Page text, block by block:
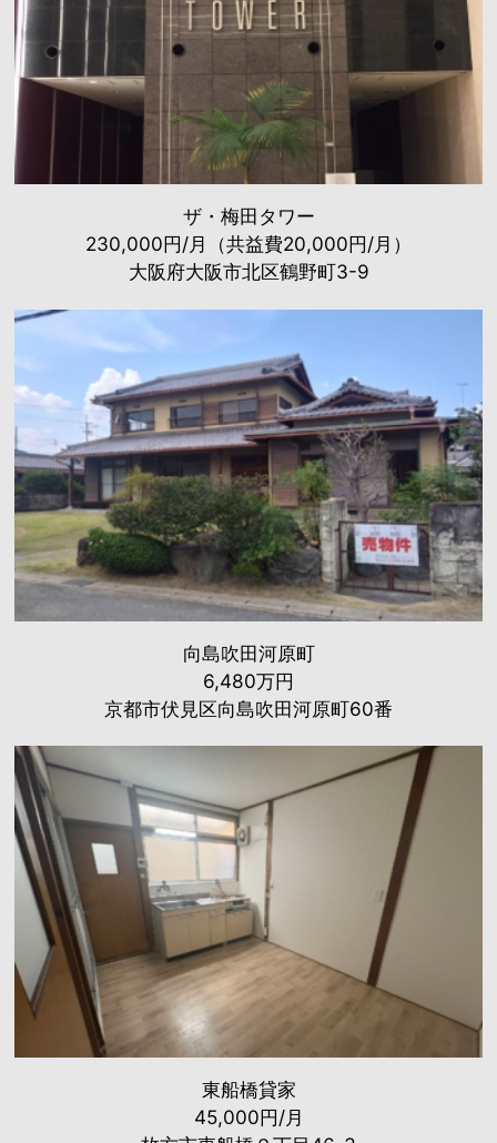
ザ・梅田タワー
230,000円/月（共益費20,000円/月）
大阪府大阪市北区鶴野町3-9
向島吹田河原町
6,480万円
京都市伏見区向島吹田河原町60番
東船橋貸家
45,000円/月